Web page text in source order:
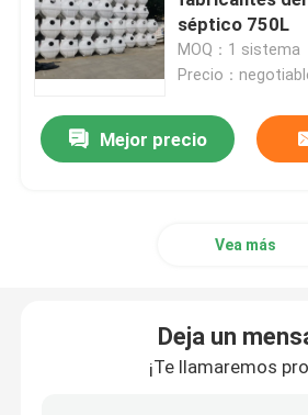
Molde del tanque séptico
Molde del tanque de agua
Máquina del rock-and-roll de la
séptico 750L
MOQ：1 sistema
Precio：
Mejor precio
Vea más
Deja un
¡Te llamaremos